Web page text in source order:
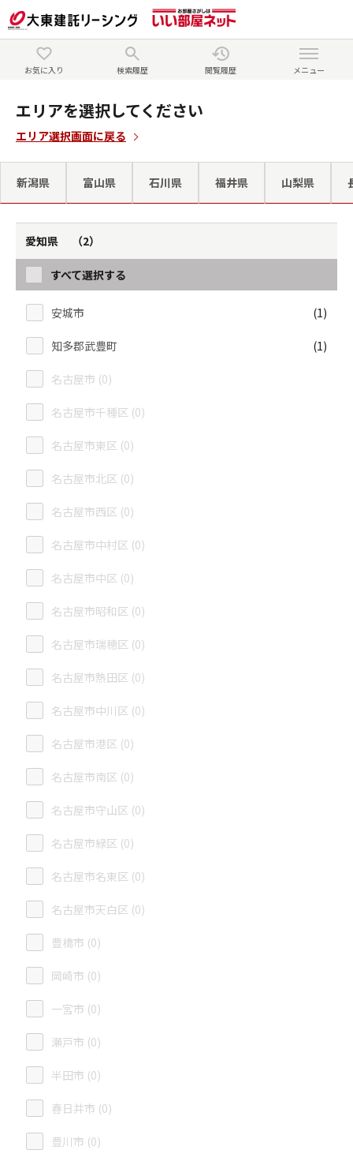
お気に入り 検索履歴 閲覧履歴 メニュー
エリアを選択してください
エリア選択画面に戻る
新潟県 富山県 石川県 福井県 山梨県
愛知県 （2）
すべて選択する
安城市 (1)
知多郡武豊町 (1)
名古屋市 (0)
名古屋市千種区 (0)
名古屋市東区 (0)
名古屋市北区 (0)
名古屋市西区 (0)
名古屋市中村区 (0)
名古屋市中区 (0)
名古屋市昭和区 (0)
名古屋市瑞穂区 (0)
名古屋市熱田区 (0)
名古屋市中川区 (0)
名古屋市港区 (0)
名古屋市南区 (0)
名古屋市守山区 (0)
名古屋市緑区 (0)
名古屋市名東区 (0)
名古屋市天白区 (0)
豊橋市 (0)
岡崎市 (0)
一宮市 (0)
瀬戸市 (0)
半田市 (0)
春日井市 (0)
豊川市 (0)